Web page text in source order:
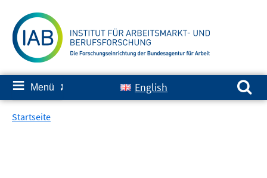
zum
Inhalt
≡ Menü ✘ English
Suchen nach:
Startseite